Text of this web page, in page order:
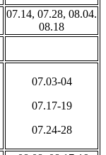
07.14, 07.28, 08.04.
08.18
07.03-04
07.17-19
07.24-28